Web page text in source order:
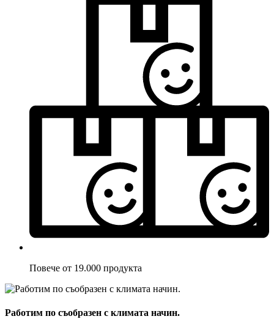
Повече от 19.000 продукта
Работим по съобразен с климата начин.